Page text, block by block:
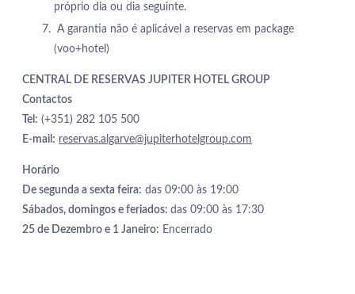
próprio dia ou dia seguinte.
A garantia não é aplicável a reservas em package
(voo+hotel)
CENTRAL DE RESERVAS JUPITER HOTEL GROUP
Contactos
Tel: (+351) 282 105 500
E-mail: reservas.algarve@jupiterhotelgroup.com
Horário
De segunda a sexta feira: das 09:00 às 19:00
Sábados, domingos e feriados: das 09:00 às 17:30
25 de Dezembro e 1 Janeiro: Encerrado
REUNIÕES & EVENTOS
FOTOS
CONTACTOS
Avenida Tomás Cabreira 92, 8500-802 Portimão - Portugal
Tel.:+351 282 470 470- E.:info.algarve@jupiterhotelgroup.com